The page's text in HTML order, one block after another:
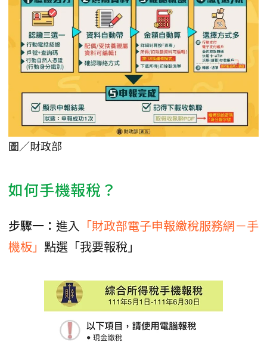
圖／財政部
如何手機報稅？
步驟一： 進入 「財政部電子申報繳稅服務網－手
機板」 點選「我要報稅」